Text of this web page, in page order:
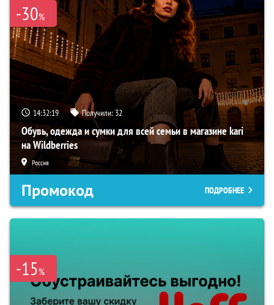
-30%
14:32:18 Получили: 32
Обувь, одежда и сумки для всей семьи в магазине kari
на Wildberries
Россия
Промокод ПОДРОБНЕЕ
-15%